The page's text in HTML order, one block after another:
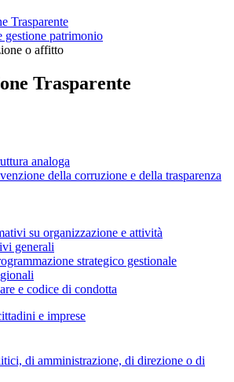
Trasparente
patrimonio
o affitto
Trasparente
analoga
della corruzione e della trasparenza
su organizzazione e attività
generali
strategico gestionale
e codice di condotta
e imprese
di amministrazione, di direzione o di